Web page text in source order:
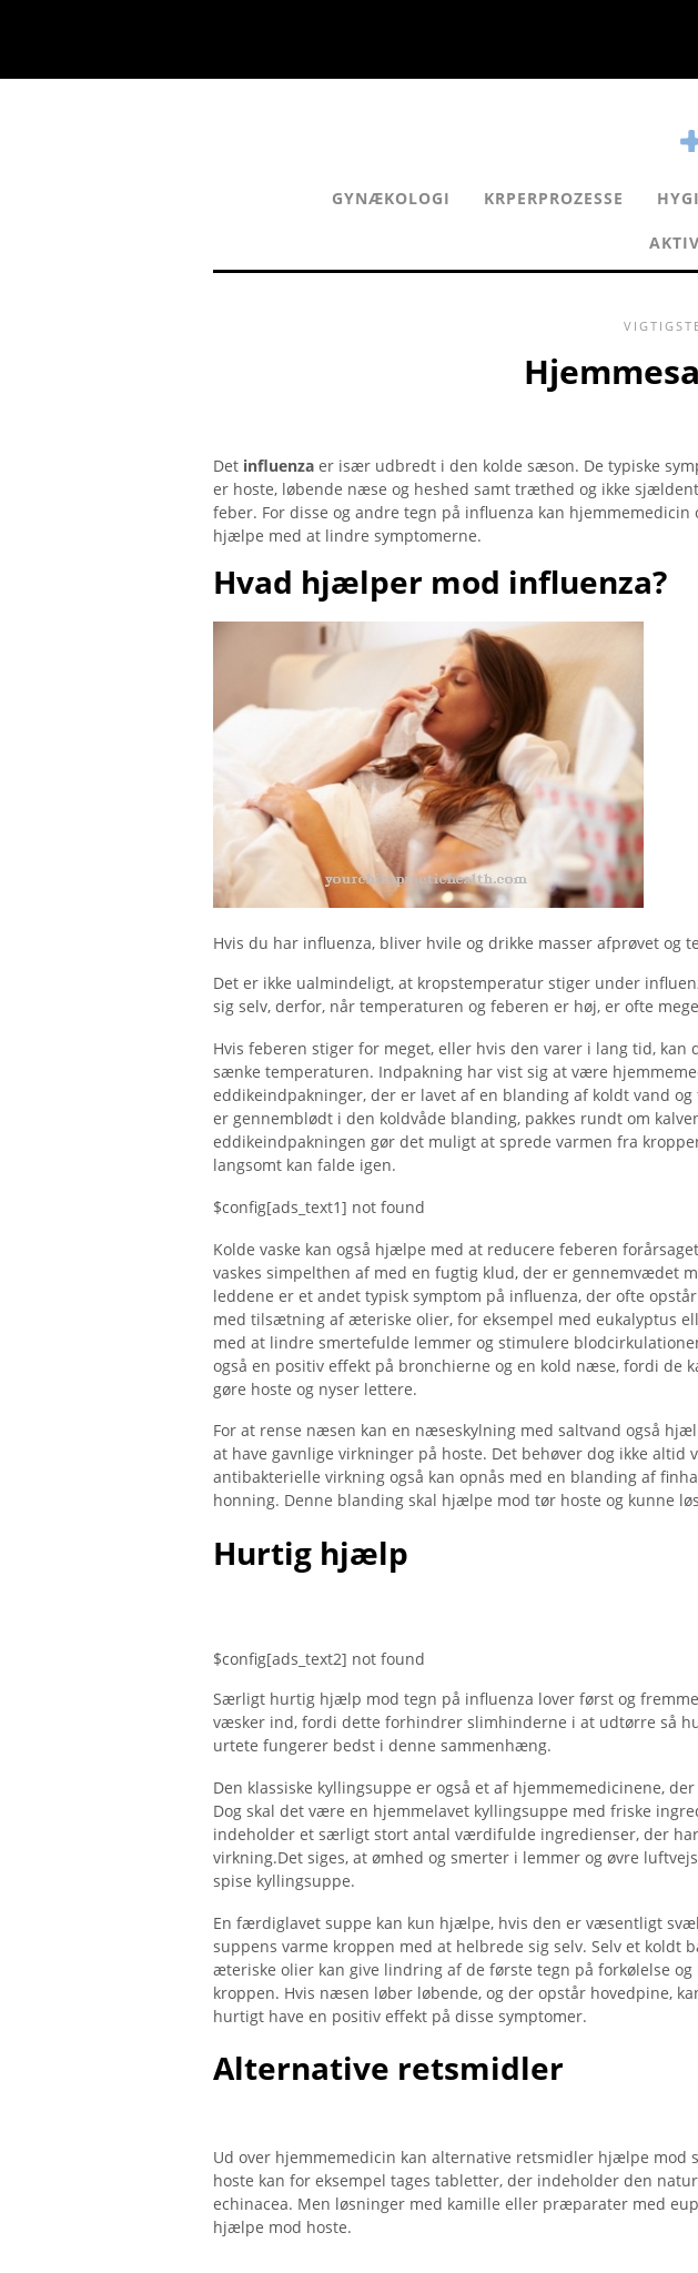
GYNÆKOLOGI KRPERPROZESSE
Det influenza er især udbredt i den kolde sæson. De typiske
er hoste, løbende næse og heshed samt træthed og ikke
feber. For disse og andre tegn på influenza kan
hjælpe med at lindre symptomerne.
Hvad hjælper mod influenza?
Hvis du har influenza, bliver hvile og drikke masser afprøvet og
Det er ikke ualmindeligt, at kropstemperatur stiger under
sig selv, derfor, når temperaturen og feberen er høj, er ofte
Hvis feberen stiger for meget, eller hvis den varer i lang tid,
sænke temperaturen. Indpakning har vist sig at være
eddikeindpakninger, der er lavet af en blanding af koldt vand
er gennemblødt i den koldvåde blanding, pakkes rundt om
eddikeindpakningen gør det muligt at sprede varmen fra
langsomt kan falde igen.
$config[ads_text1] not found
Kolde vaske kan også hjælpe med at reducere feberen
vaskes simpelthen af ​​med en fugtig klud, der er gennemvædet
leddene er et andet typisk symptom på influenza, der ofte
med tilsætning af æteriske olier, for eksempel med eukalyptus
med at lindre smertefulde lemmer og stimulere
også en positiv effekt på bronchierne og en kold næse, fordi de
gøre hoste og nyser lettere.
For at rense næsen kan en næseskylning med saltvand også
at have gavnlige virkninger på hoste. Det behøver dog ikke altid
antibakterielle virkning også kan opnås med en blanding af
honning. Denne blanding skal hjælpe mod tør hoste og kunne
Hurtig hjælp
$config[ads_text2] not found
Særligt hurtig hjælp mod tegn på influenza lover først og
væsker ind, fordi dette forhindrer slimhinderne i at udtørre så
urtete fungerer bedst i denne sammenhæng.
Den klassiske kyllingsuppe er også et af hjemmemedicinene,
Dog skal det være en hjemmelavet kyllingsuppe med friske
indeholder et særligt stort antal værdifulde ingredienser, der
virkning.Det siges, at ømhed og smerter i lemmer og øvre
spise kyllingsuppe.
En færdiglavet suppe kan kun hjælpe, hvis den er væsentligt
suppens varme kroppen med at helbrede sig selv. Selv et koldt
æteriske olier kan give lindring af de første tegn på forkølelse
kroppen. Hvis næsen løber løbende, og der opstår hovedpine,
hurtigt have en positiv effekt på disse symptomer.
Alternative retsmidler
Ud over hjemmemedicin kan alternative retsmidler hjælpe mod
hoste kan for eksempel tages tabletter, der indeholder den
echinacea. Men løsninger med kamille eller præparater med
hjælpe mod hoste.